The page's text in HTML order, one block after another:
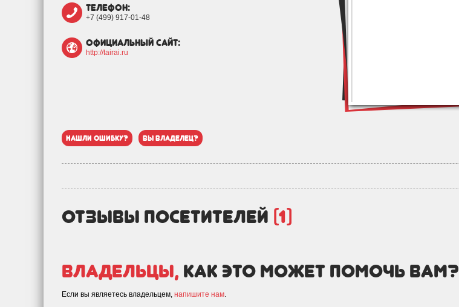
телефон:
+7 (499) 917-01-48
официальный сайт:
http://tairai.ru
нашли ошибку? вы владелец?
отзывы посетителей (1)
Владельцы, как это может помочь вам?
Если вы являетесь владельцем, напишите нам.